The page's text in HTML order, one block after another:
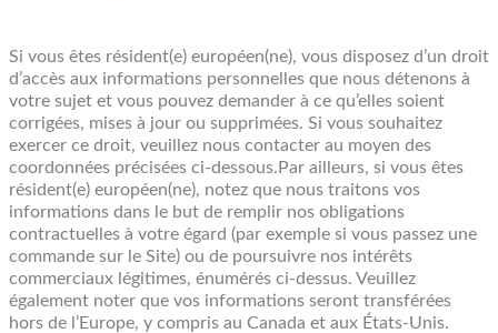
Si vous êtes résident(e) européen(ne), vous disposez d’un droit
d’accès aux informations personnelles que nous détenons à
votre sujet et vous pouvez demander à ce qu’elles soient
corrigées, mises à jour ou supprimées. Si vous souhaitez
exercer ce droit, veuillez nous contacter au moyen des
coordonnées précisées ci-dessous.Par ailleurs, si vous êtes
résident(e) européen(ne), notez que nous traitons vos
informations dans le but de remplir nos obligations
contractuelles à votre égard (par exemple si vous passez une
commande sur le Site) ou de poursuivre nos intérêts
commerciaux légitimes, énumérés ci-dessus. Veuillez
également noter que vos informations seront transférées
hors de l’Europe, y compris au Canada et aux États-Unis.